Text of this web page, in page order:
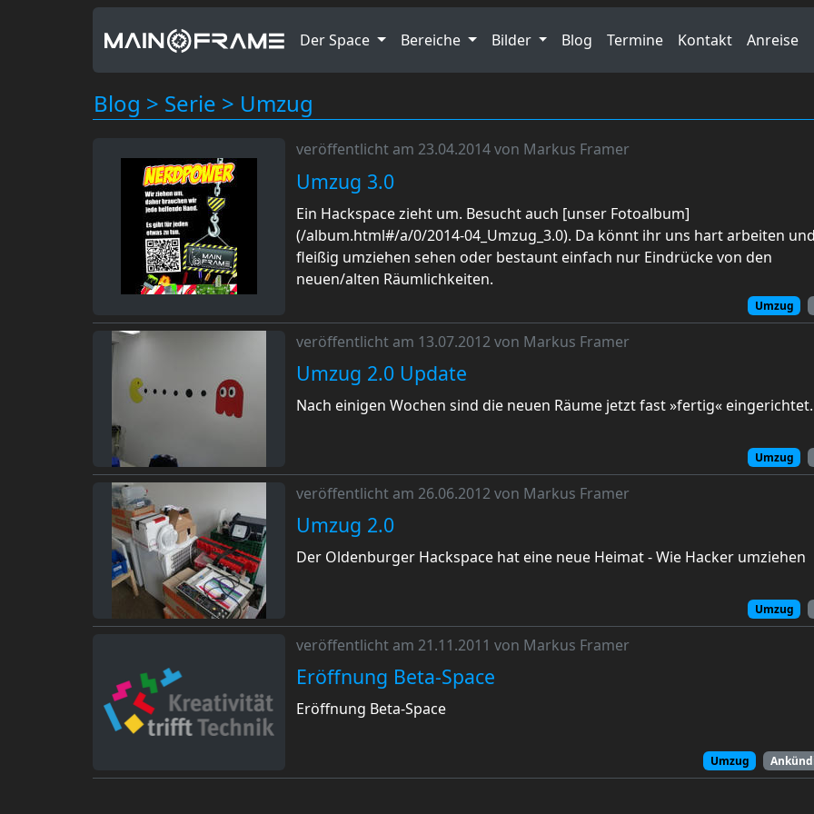
Der Space Bereiche Bilder Blog Termine Kontakt Anreise
Blog > Serie > Umzug
veröffentlicht am 23.04.2014 von Markus Framer
Umzug 3.0
Ein Hackspace zieht um. Besucht auch [unser Fotoalbum]
(/album.html#/a/0/2014-04_Umzug_3.0). Da könnt ihr uns hart arbeiten und
fleißig umziehen sehen oder bestaunt einfach nur Eindrücke von den
neuen/alten Räumlichkeiten.
Umzug
veröffentlicht am 13.07.2012 von Markus Framer
Umzug 2.0 Update
Nach einigen Wochen sind die neuen Räume jetzt fast »fertig«
Umzug
veröffentlicht am 26.06.2012 von Markus Framer
Umzug 2.0
Der Oldenburger Hackspace hat eine neue Heimat - Wie Hacker umziehen
Umzug
veröffentlicht am 21.11.2011 von Markus Framer
Eröffnung Beta-Space
Eröffnung Beta-Space
Umzug